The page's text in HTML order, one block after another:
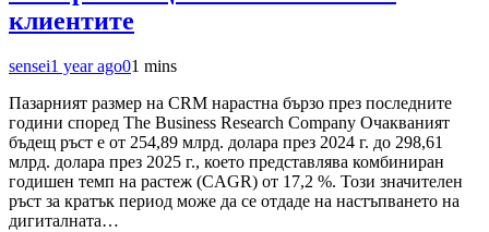
клиентите
sensei1 year ago01 mins
Пазарният размер на CRM нарастна бързо през последните
години според The Business Research Company Очакваният
бъдещ ръст е от 254,89 млрд. долара през 2024 г. до 298,61
млрд. долара през 2025 г., което представлява комбиниран
годишен темп на растеж (CAGR) от 17,2 %. Този значителен
ръст за кратък период може да се отдаде на настъпването на
дигиталната…